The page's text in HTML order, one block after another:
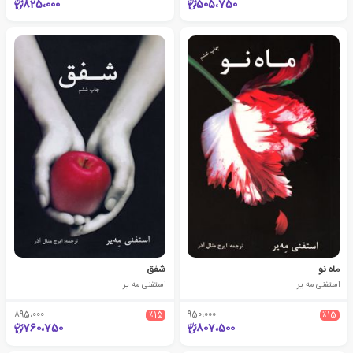
505،750 825،000
ماه نو
استفنی مه یر
٪15 950،000
807،500
شفق
استفنی مه یر
٪15 895،000
760،750